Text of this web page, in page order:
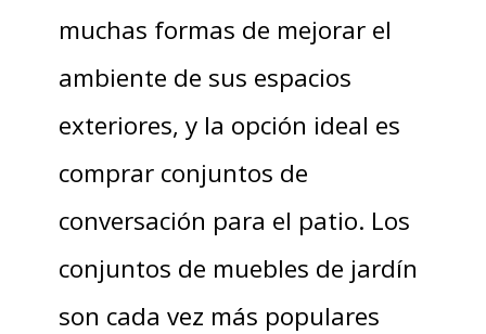
muchas formas de mejorar el
ambiente de sus espacios
exteriores, y la opción ideal es
comprar conjuntos de
conversación para el patio. Los
conjuntos de muebles de jardín
son cada vez más populares